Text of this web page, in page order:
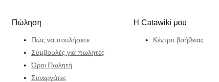
Πώληση
Πώς να πουλήσετε
Συμβουλές για πωλητές
Όροι Πωλητή
Συνεργάτες
Η Catawiki μου
Κέντρο βοήθειας